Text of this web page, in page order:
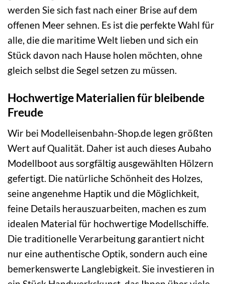
werden Sie sich fast nach einer Brise auf dem
offenen Meer sehnen. Es ist die perfekte Wahl für
alle, die die maritime Welt lieben und sich ein
Stück davon nach Hause holen möchten, ohne
gleich selbst die Segel setzen zu müssen.
Hochwertige Materialien für bleibende
Freude
Wir bei Modelleisenbahn-Shop.de legen größten
Wert auf Qualität. Daher ist auch dieses Aubaho
Modellboot aus sorgfältig ausgewählten Hölzern
gefertigt. Die natürliche Schönheit des Holzes,
seine angenehme Haptik und die Möglichkeit,
feine Details herauszuarbeiten, machen es zum
idealen Material für hochwertige Modellschiffe.
Die traditionelle Verarbeitung garantiert nicht
nur eine authentische Optik, sondern auch eine
bemerkenswerte Langlebigkeit. Sie investieren in